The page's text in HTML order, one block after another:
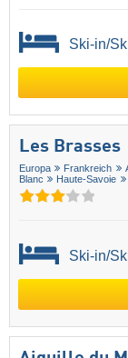
Ski-in/
Les Brasses
Europa Frankreich
Blanc
Haute-Savoie
Ski-in/